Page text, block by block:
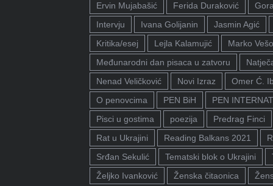
Ervin Mujabašić
Ferida Duraković
Intervju
Ivana Golijanin Jasmin Agić
Kritika/esej
Lejla Kalamujić Marko
Međunarodni dan pisaca u zatvoru
Nenad Veličković
Novi Izraz
Omer Ć.
O penovcima
PEN BiH
PEN
Pisci u gostima
poezija Predrag Finci
Rat u Ukrajini
Reading Balkans 2021
Srđan Sekulić
Tematski blok o Ukrajini
Željko Ivanković
Ženska čitaonica